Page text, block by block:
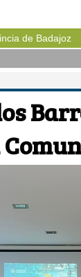
de Badajoz